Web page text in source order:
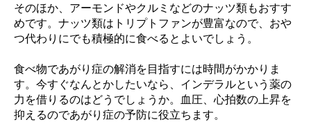
そのほか、アーモンドやクルミなどのナッツ類もおすす
めです。ナッツ類はトリプトファンが豊富なので、おや
つ代わりにでも積極的に食べるとよいでしょう。
食べ物であがり症の解消を目指すには時間がかかりま
す。今すぐなんとかしたいなら、インデラルという薬の
力を借りるのはどうでしょうか。血圧、心拍数の上昇を
抑えるのであがり症の予防に役立ちます。